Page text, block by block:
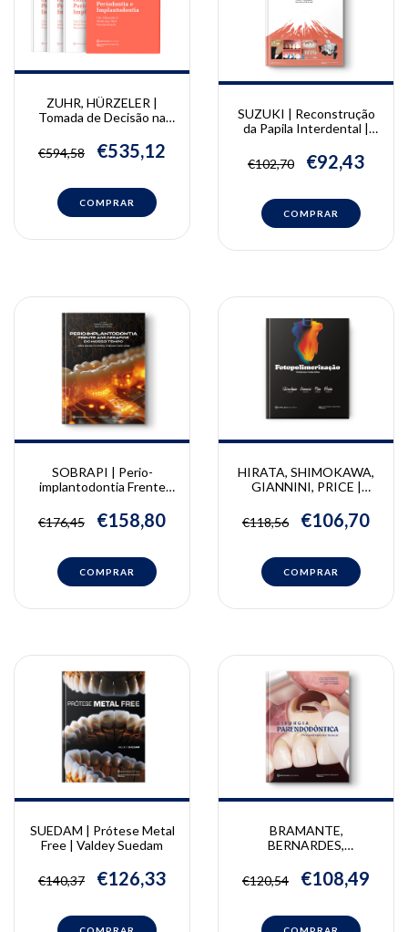
ZUHR, HÜRZELER |
Tomada de Decisão na
Periodontia e
Implantodontia | Otto
€594,58 €535,12
SUZUKI | Reconstrução
da Papila Interdental |
Yamaguchi, Masahito
Takahashi
€102,70 €92,43
SOBRAPI | Perio-
implantodontia Frente
Tempo
€176,45 €158,80
HIRATA, SHIMOKAWA,
GIANNINI, PRICE |
Ronaldo Hirata, Carlos
Shimokawa, Marcelo
€118,56 €106,70
SUEDAM | Prótese Metal
Free | Valdey Suedam
€140,37 €126,33
BRAMANTE,
BERNARDES,
Cirurgia Parendodôntica |
Clovis Bramante, Ricardo
Bramante, Murilo Alcalde
€120,54 €108,49